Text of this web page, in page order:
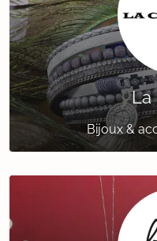
La
Bijoux &